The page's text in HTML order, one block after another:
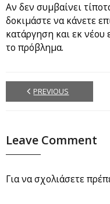
Αν δεν συμβαίνει
δοκιμάστε να κάνετε
κατάργηση και εκ
το πρόβλημα.
PREVIOUS
Leave Comment
Για να σχολιάσετε